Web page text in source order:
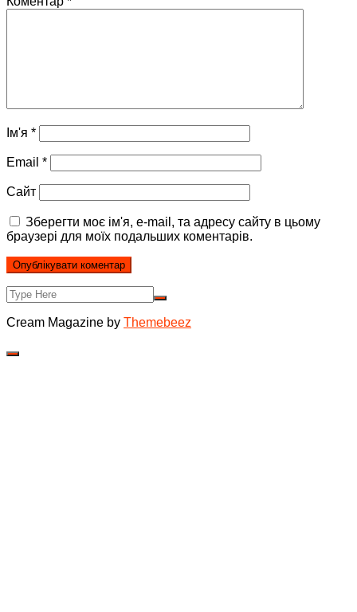
Ім'я *
Email *
Сайт
Зберегти моє ім'я, e-mail, та адресу сайту в цьому
браузері для моїх подальших коментарів.
Cream Magazine by Themebeez